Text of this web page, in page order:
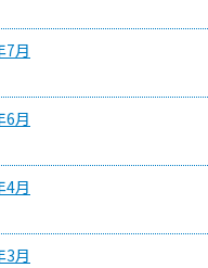
7月
6月
4月
3月